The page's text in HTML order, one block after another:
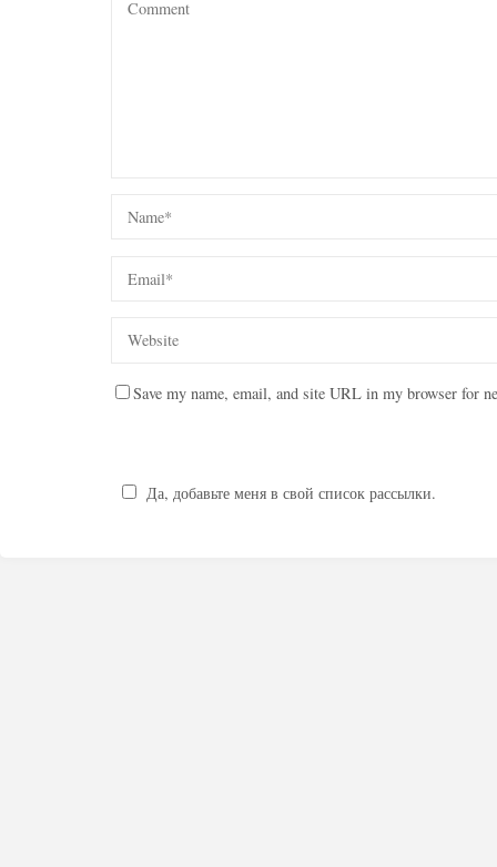
Save my name, email, and site URL in my browser for
Да, добавьте меня в свой список рассылки.